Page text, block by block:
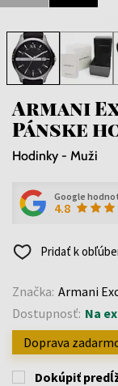
Armani
Pánske
Hodinky - Muži
Google
4.8
Pridať k
Značka: Armani
Dostupnosť: Na
Doprava
Dokúpiť